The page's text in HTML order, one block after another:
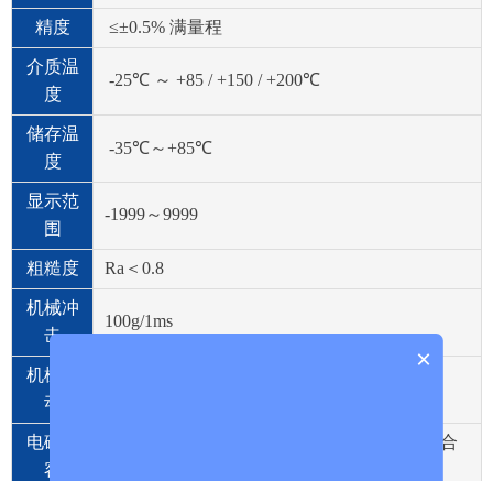
精度 ≤±0.5% 满量程
介质温
度
-25℃ ～ +85 / +150 / +200℃
储存温
度
-35℃～+85℃
显示范
围
-1999～9999
粗糙度 Ra＜0.8
机械冲
击
100g/1ms
机械震
动
电磁兼
容
干扰影响：Class B 抗干扰性：符合工业场合
×